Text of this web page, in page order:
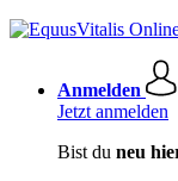
Anmelden
Jetzt anmelden
Bist du neu